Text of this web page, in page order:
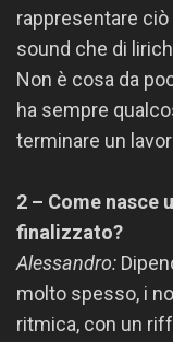
rappresentare ciò
sound che di
Non è cosa da
ha sempre
terminare un
2 – Come nasce
finalizzato?
Alessandro:
molto spesso, i
ritmica, con un